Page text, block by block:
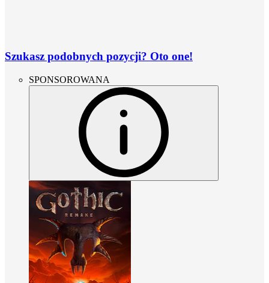
Szukasz podobnych pozycji? Oto one!
SPONSOROWANA